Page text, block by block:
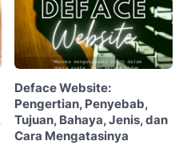
Deface Website:
Pengertian, Penyebab,
Tujuan, Bahaya, Jenis, dan
Cara Mengatasinya